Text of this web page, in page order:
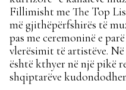
Fillimisht me The Top
më gjithëpërfshirës të
pas me ceremoninë e
vlerësimit të artistëve.
është kthyer në një pikë
shqiptarëve